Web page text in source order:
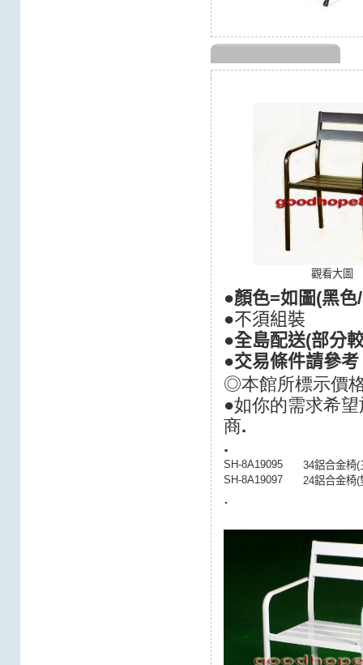
觀看大圖
●顏色=如圖(黑色
●不須組裝
●全島配送(部分
●交易條件請參
◎本館所標示價
●如你的需求希
商.
.
SH-8A19095
34鋁合金椅(
SH-8A19097
24鋁合金椅(
.